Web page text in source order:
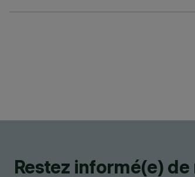
Restez informé(e)